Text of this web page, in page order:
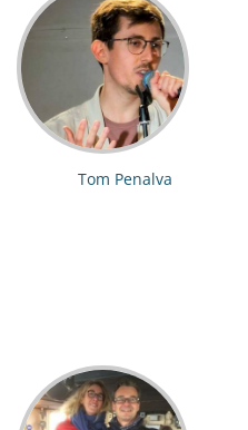
Tom Penalva